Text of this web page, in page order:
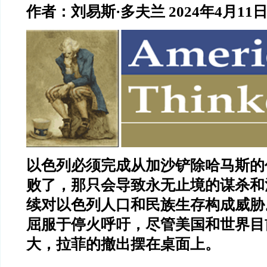
作者：刘易斯·多夫兰 2024年4月11日
以色列必须完成从加沙铲除哈马斯
败了，那只会导致永无止境的谋杀
续对以色列人口和民族生存构成威
屈服于停火呼吁，尽管美国和世界
大，拉菲的撤出摆在桌面上。